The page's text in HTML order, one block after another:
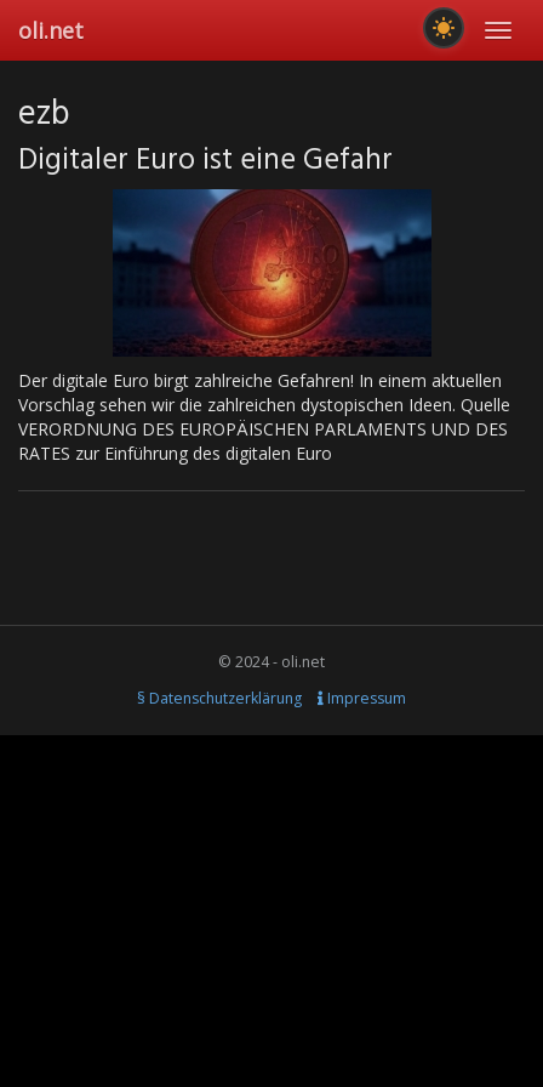
main
oli.net
ezb
Digitaler Euro ist eine Gefahr
Der digitale Euro birgt zahlreiche Gefahren! In einem aktuellen
Vorschlag sehen wir die zahlreichen dystopischen Ideen. Quelle
VERORDNUNG DES EUROPÄISCHEN PARLAMENTS UND DES
RATES zur Einführung des digitalen Euro
© 2024 - oli.net
§ Datenschutzerklärung
Impressum